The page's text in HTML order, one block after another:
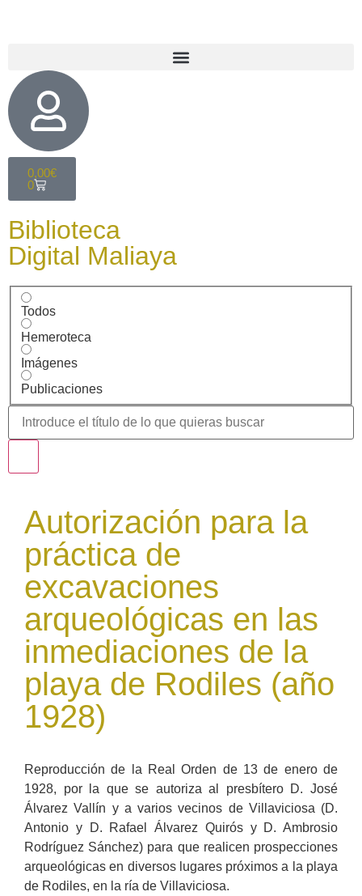
0,00€
0
Biblioteca
Digital Maliaya
Todos
Hemeroteca
Imágenes
Publicaciones
Autorización para la
práctica de
excavaciones
arqueológicas en las
inmediaciones de la
playa de Rodiles (año
1928)
Reproducción de la Real Orden de 13 de enero de
1928, por la que se autoriza al presbítero D. José
Álvarez Vallín y a varios vecinos de Villaviciosa (D.
Antonio y D. Rafael Álvarez Quirós y D. Ambrosio
Rodríguez Sánchez) para que realicen prospecciones
arqueológicas en diversos lugares próximos a la playa
de Rodiles, en la ría de Villaviciosa.